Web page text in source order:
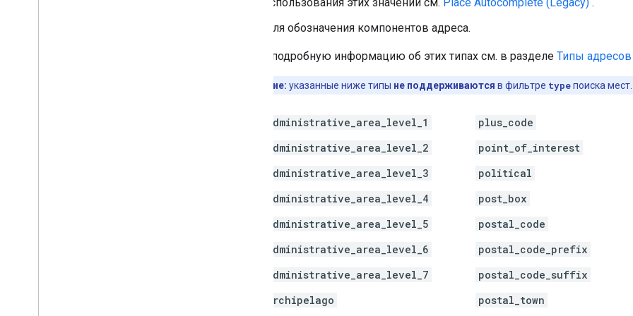
Для обозначения компонентов адреса.
Более подробную информацию об этих типах см. в разделе Типы адресов
Примечание: указанные ниже типы не поддерживаются в фильтре typeпоиска мест.
administrative_area_level_1
administrative_area_level_2
administrative_area_level_3
administrative_area_level_4
administrative_area_level_5
administrative_area_level_6
administrative_area_level_7
archipelago
plus_code
point_of_interest
political
post_box
postal_code
postal_code_prefix
postal_code_suffix
postal_town